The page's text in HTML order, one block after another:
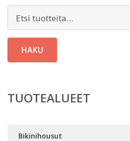
HAKU
TUOTEALUEET
Bikinihousut